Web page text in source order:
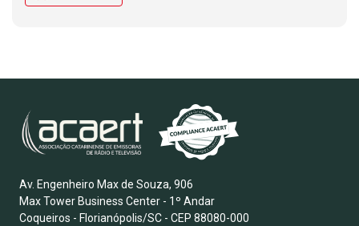
Av. Engenheiro Max de Souza, 906
Max Tower Business Center - 1º Andar
Coqueiros - Florianópolis/SC - CEP 88080-000